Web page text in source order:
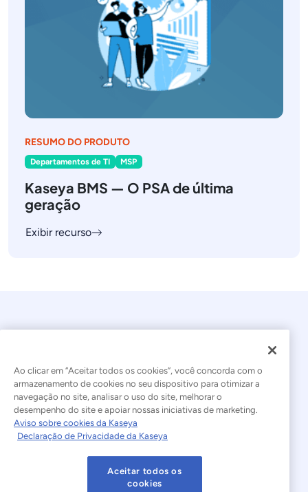
RESUMO DO PRODUTO
Departamentos de TI MSP
Kaseya BMS — O PSA de última
geração
Exibir recurso
© 2026 Kaseya. Todos os direitos reservados.
Português Brasileiro
Declaração sobre a Escravidão Moderna
Termos de Uso do Site Declaração de Privacidade
Ao clicar em “Aceitar todos os cookies”, você concorda com o
armazenamento de cookies no seu dispositivo para otimizar a
navegação no site, analisar o uso do site, melhorar o
desempenho do site e apoiar nossas iniciativas de marketing.
Aviso sobre cookies da Kaseya
Declaração de Privacidade da Kaseya
Aceitar todos os
cookies